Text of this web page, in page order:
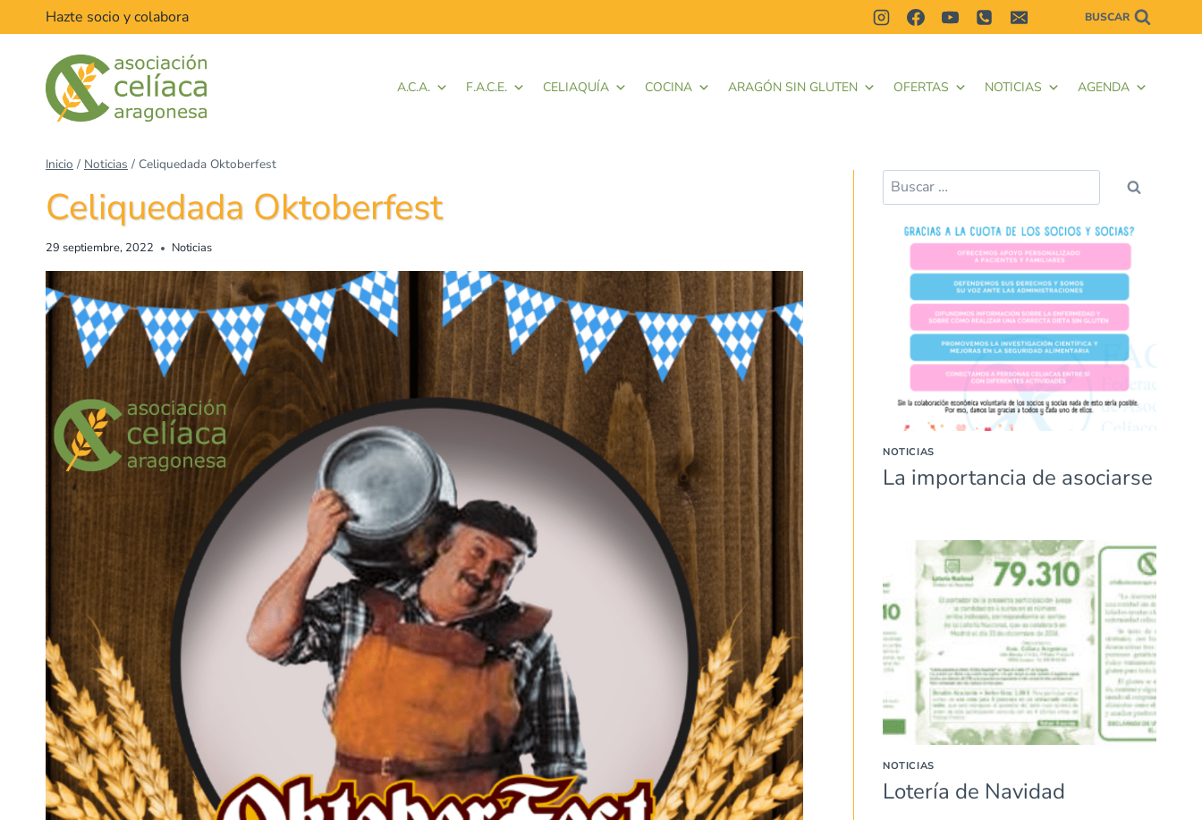
Hazte socio y colabora BUSCAR
A.C.A. F.A.C.E. CELIAQUÍA COCINA ARAGÓN SIN GLUTEN OFERTAS NOTICIAS AGENDA
Inicio / Noticias / Celiquedada Oktoberfest
Celiquedada Oktoberfest
29 septiembre, 2022 Noticias
NOTICIAS
La importancia de asociarse
NOTICIAS
Lotería de Navidad